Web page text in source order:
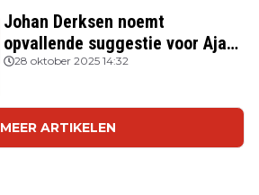
Johan Derksen noemt
opvallende suggestie voor Ajax:
'Wacht op hem als opvolger van
28 oktober 2025 14:32
MEER ARTIKELEN